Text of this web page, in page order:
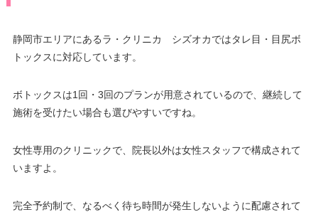
静岡市エリアにあるラ・クリニカ シズオカではタレ目・目尻ボ
トックスに対応しています。
ボトックスは1回・3回のプランが用意されているので、継続して
施術を受けたい場合も選びやすいですね。
女性専用のクリニックで、院長以外は女性スタッフで構成されて
いますよ。
完全予約制で、なるべく待ち時間が発生しないように配慮されて